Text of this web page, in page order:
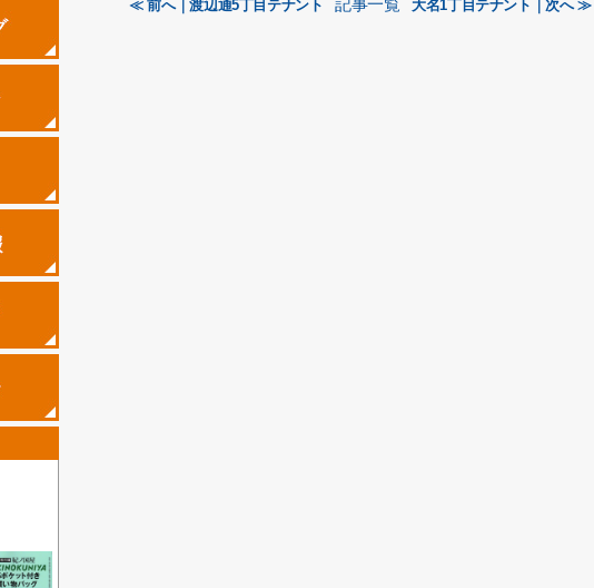
≪ 前へ｜渡辺通5丁目テナント 記事一覧 大名1丁目テナント｜次へ ≫